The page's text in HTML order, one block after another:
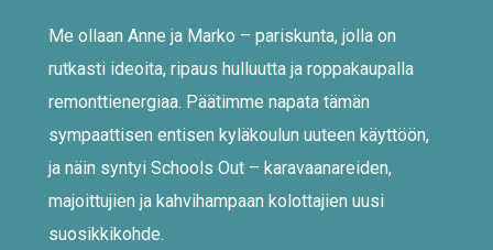
Me ollaan Anne ja Marko – pariskunta, jolla on
rutkasti ideoita, ripaus hulluutta ja roppakaupalla
remonttienergiaa. Päätimme napata tämän
sympaattisen entisen kyläkoulun uuteen käyttöön,
ja näin syntyi Schools Out – karavaanareiden,
majoittujien ja kahvihampaan kolottajien uusi
suosikkikohde.